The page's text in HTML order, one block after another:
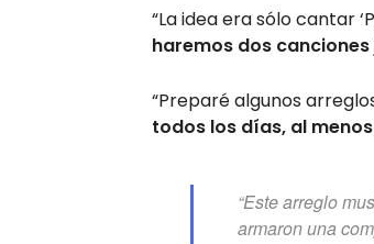
“La idea era sólo cantar
haremos dos
“Preparé algunos
todos los días, al
“Este arreglo
armaron una